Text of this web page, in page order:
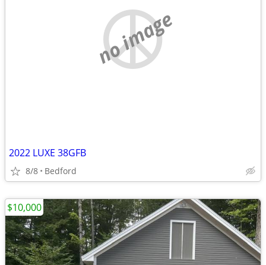
no image
2022 LUXE 38GFB
8/8 Bedford
$10,000